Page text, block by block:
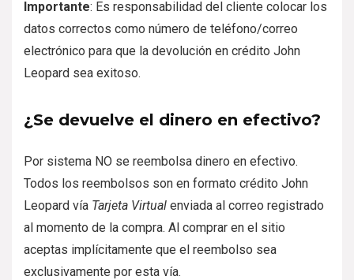
Importante: Es responsabilidad del cliente colocar los
datos correctos como número de teléfono/correo
electrónico para que la devolución en crédito John
Leopard sea exitoso.
¿Se devuelve el dinero en efectivo?
Por sistema NO se reembolsa dinero en efectivo.
Todos los reembolsos son en formato crédito John
Leopard vía Tarjeta Virtual enviada al correo registrado
al momento de la compra. Al comprar en el sitio
aceptas implícitamente que el reembolso sea
exclusivamente por esta vía.